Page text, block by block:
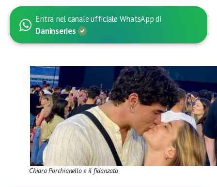
Entra nel canale ufficiale WhatsApp di
Daninseries
Chiara Porchianello e il fidanzato